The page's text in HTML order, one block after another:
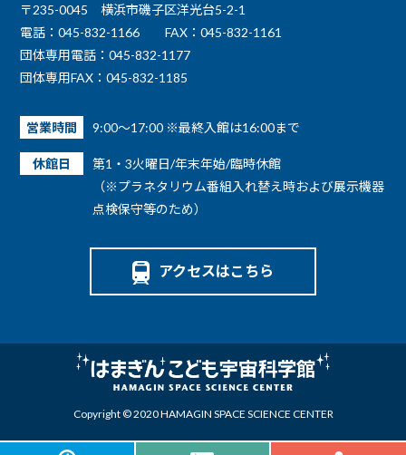
〒235-0045 横浜市磯子区洋光台5-2-1
電話：045-832-1166
FAX：045-832-1161
団体専用電話：045-832-1177
団体専用FAX：045-832-1185
営業時間 9:00～17:00 ※最終入館は16:00まで
休館日
第1・3火曜日/年末年始/臨時休館
（※プラネタリウム番組入れ替え時および展示機器
点検保守等のため）
アクセスはこちら
Copyright © 2020 HAMAGIN SPACE SCIENCE CENTER